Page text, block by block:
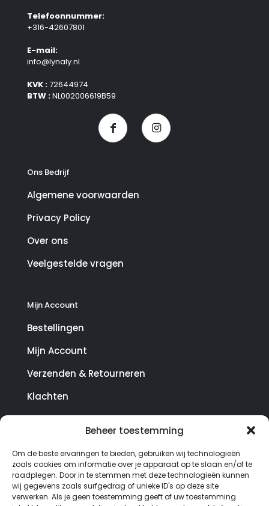
Beheer toestemming
Om de beste ervaringen te bieden, gebruiken wij technologieën
zoals cookies om informatie over je apparaat op te slaan en/of te
raadplegen. Door in te stemmen met deze technologieën kunnen
wij gegevens zoals surfgedrag of unieke ID's op deze site
verwerken. Als je geen toestemming geeft of uw toestemming
Telefoonnummer:
+316-42607801
E-mail:
info@lynaly.nl
KVK :72644974
BTW :NL002006619B59
Ons Bedrijf
Algemene voorwaarden
Privacy Policy
Over ons
Veelgestelde vragen
Mijn Account
Bestellingen
Mijn Account
Verzenden & Retourneren
Klachten
© Copyright SterrenHosting 2021-2026 - In opdracht
van Lynaly.nl